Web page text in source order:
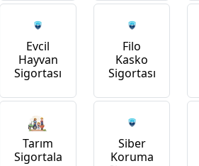
Evcil
Hayvan
Sigortası
Filo
Kasko
Sigortası
Tarım
Sigortala
Siber
Koruma